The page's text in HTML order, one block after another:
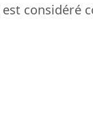
est considéré